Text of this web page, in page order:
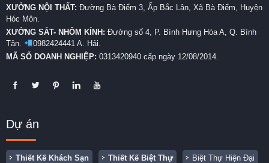
XƯỞNG NỘI THẤT: Đường Bà Điểm 3, Ấp Bắc Lân, Xã Bà Điểm, Huyện
Hóc Môn.
XƯỞNG SẮT- NHÔM KÍNH: Đường số 4, P. Bình Hưng Hòa A, Q. Bình
Tân.
0982424441 A. Hải.
MÃ SỐ DOANH NGHIỆP: 0313420940 cấp ngày 12/08/2014.
Dự án
Thiết Kế Khách Sạn Thiết Kế Biệt Thự Biệt Thự Hiện Đại